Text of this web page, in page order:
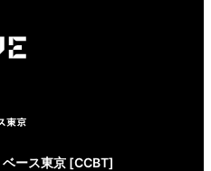
ース東京 [CCBT]